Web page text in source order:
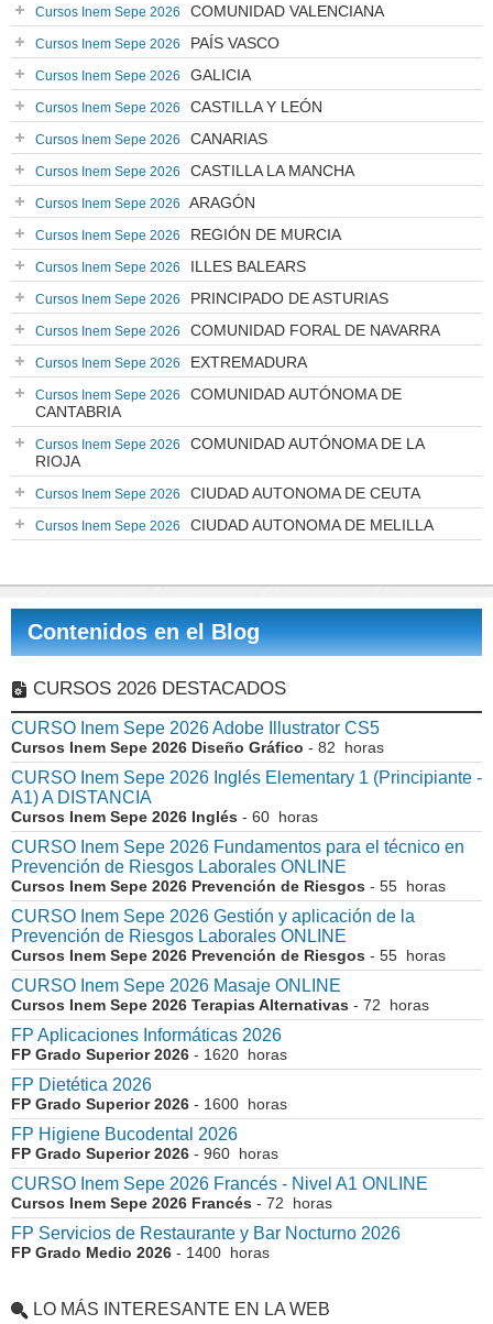
Cursos Inem Sepe 2026 COMUNIDAD VALENCIANA
Cursos Inem Sepe 2026 PAÍS VASCO
Cursos Inem Sepe 2026 GALICIA
Cursos Inem Sepe 2026 CASTILLA Y LEÓN
Cursos Inem Sepe 2026 CANARIAS
Cursos Inem Sepe 2026 CASTILLA LA MANCHA
Cursos Inem Sepe 2026 ARAGÓN
Cursos Inem Sepe 2026 REGIÓN DE MURCIA
Cursos Inem Sepe 2026 ILLES BALEARS
Cursos Inem Sepe 2026 PRINCIPADO DE ASTURIAS
Cursos Inem Sepe 2026 COMUNIDAD FORAL DE NAVARRA
Cursos Inem Sepe 2026 EXTREMADURA
Cursos Inem Sepe 2026
COMUNIDAD AUTÓNOMA DE
CANTABRIA
Cursos Inem Sepe 2026
COMUNIDAD AUTÓNOMA DE LA
RIOJA
Cursos Inem Sepe 2026 CIUDAD AUTONOMA DE CEUTA
Cursos Inem Sepe 2026 CIUDAD AUTONOMA DE MELILLA
Contenidos en el Blog
CURSOS 2026 DESTACADOS
CURSO Inem Sepe 2026 Adobe Illustrator CS5
Cursos Inem Sepe 2026 Diseño Gráfico - 82 horas
CURSO Inem Sepe 2026 Inglés Elementary 1 (Principiante -
A1) A DISTANCIA
Cursos Inem Sepe 2026 Inglés - 60 horas
CURSO Inem Sepe 2026 Fundamentos para el técnico en
Prevención de Riesgos Laborales ONLINE
Cursos Inem Sepe 2026 Prevención de Riesgos - 55 horas
CURSO Inem Sepe 2026 Gestión y aplicación de la
Prevención de Riesgos Laborales ONLINE
Cursos Inem Sepe 2026 Prevención de Riesgos - 55 horas
CURSO Inem Sepe 2026 Masaje ONLINE
Cursos Inem Sepe 2026 Terapias Alternativas - 72 horas
FP Aplicaciones Informáticas 2026
FP Grado Superior 2026 - 1620 horas
FP Dietética 2026
FP Grado Superior 2026 - 1600 horas
FP Higiene Bucodental 2026
FP Grado Superior 2026 - 960 horas
CURSO Inem Sepe 2026 Francés - Nivel A1 ONLINE
Cursos Inem Sepe 2026 Francés - 72 horas
FP Servicios de Restaurante y Bar Nocturno 2026
FP Grado Medio 2026 - 1400 horas
LO MÁS INTERESANTE EN LA WEB